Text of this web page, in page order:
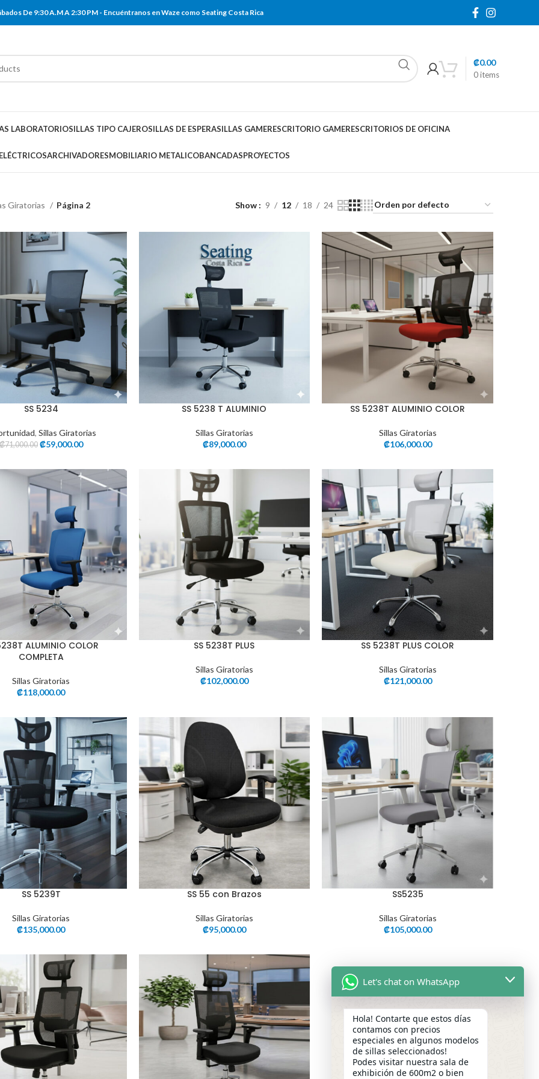
De 9:30 A.M A 2:30 PM - Encuéntranos en Waze como Seating Costa Rica
0items
₡0.00
LABORATORIOSILLAS TIPO CAJEROSILLAS DE ESPERASILLAS GAMERESCRITORIO GAMERESCRITORIOS DE OFICINA
ARCHIVADORESMOBILIARIO METALICOBANCADASPROYECTOS
Giratorias Página 2 Show 9 12 18 24
SS 5234
, Sillas Giratorias
71,000.00 ₡59,000.00
SS 5238 T ALUMINIO
Sillas Giratorias
₡89,000.00
SS 5238T ALUMINIO COLOR
Sillas Giratorias
₡106,000.00
ALUMINIO COLOR
COMPLETA
Sillas Giratorias
₡118,000.00
SS 5238T PLUS
Sillas Giratorias
₡102,000.00
SS 5238T PLUS COLOR
Sillas Giratorias
₡121,000.00
SS 5239T
Sillas Giratorias
₡135,000.00
SS 55 con Brazos
Sillas Giratorias
₡95,000.00
SS5235
Sillas Giratorias
₡105,000.00
Let's chat on WhatsApp
Hola! Contarte que estos días
contamos con precios
especiales en algunos modelos
de sillas seleccionados!
Podes visitar nuestra sala de
exhibición de 600m2 o bien